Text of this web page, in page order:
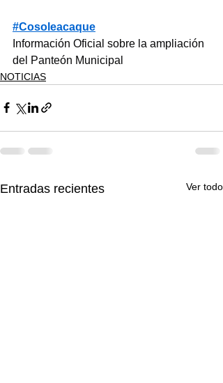
#Cosoleacaque
Información Oficial sobre la ampliación
del Panteón Municipal
NOTICIAS
Entradas recientes Ver todo